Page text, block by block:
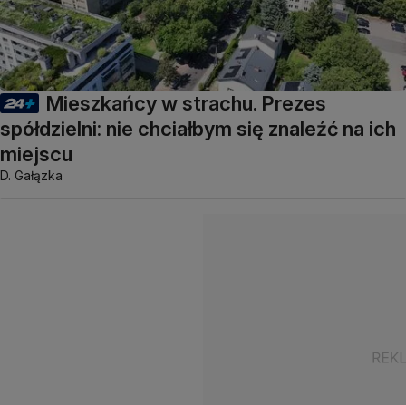
Mieszkańcy w strachu. Prezes
spółdzielni: nie chciałbym się znaleźć na ich
miejscu
D. Gałązka